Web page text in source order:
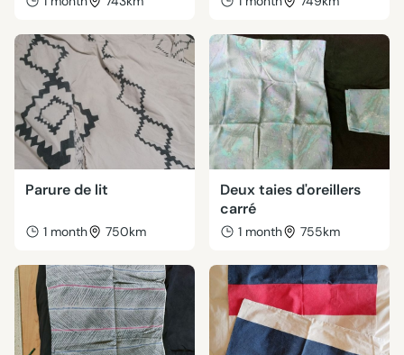
Parure de lit
1 month 750km
Deux taies d'oreillers
carré
1 month 755km